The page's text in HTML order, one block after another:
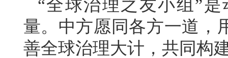
“全球治理之友小组”
量。中方愿同各方一道，
善全球治理大计，共同构